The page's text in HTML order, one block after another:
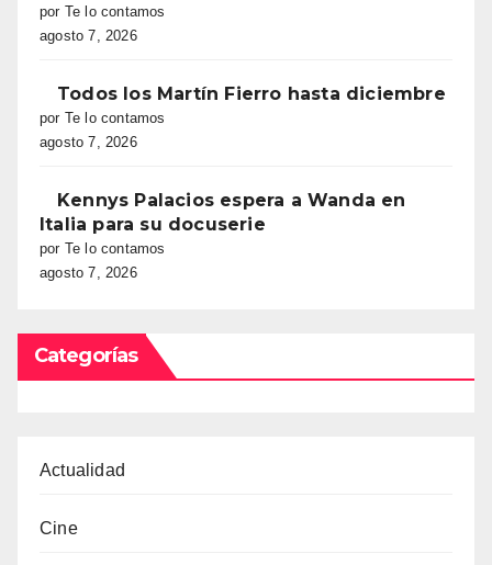
por Te lo contamos
agosto 7, 2026
Todos los Martín Fierro hasta diciembre
por Te lo contamos
agosto 7, 2026
Kennys Palacios espera a Wanda en
Italia para su docuserie
por Te lo contamos
agosto 7, 2026
Categorías
Actualidad
Cine